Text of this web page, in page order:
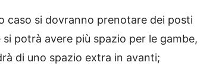
caso si dovranno prenotare dei posti
potrà avere più spazio per le gambe,
di uno spazio extra in avanti;